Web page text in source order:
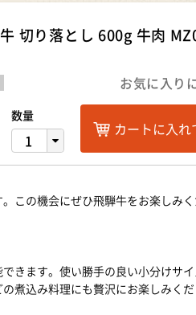
切り落とし 600g 牛肉
お気に入り
数量
カートに入
この機会にぜひ飛騨牛をお楽しみく
きます。使い勝手の良い小分けサイ
煮込み料理にも贅沢にお楽しみく